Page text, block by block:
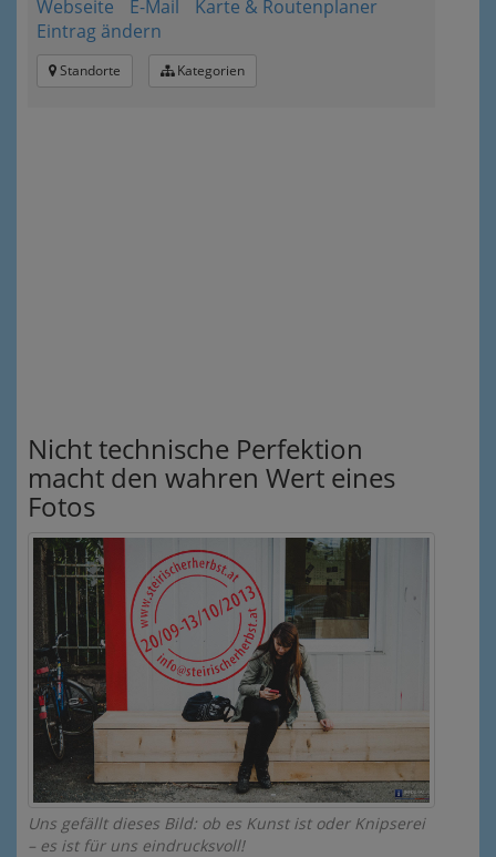
Webseite
E-Mail
Karte & Routenplaner
Eintrag ändern
Standorte Kategorien
Nicht technische Perfektion
macht den wahren Wert eines
Fotos
Uns gefällt dieses Bild: ob es Kunst ist oder Knipserei
– es ist für uns eindrucksvoll!